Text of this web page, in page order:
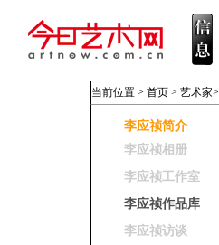
当前位置 > 首页 > 艺术家>
李应祯简介
李应祯相册
李应祯工作室
李应祯作品库
李应祯访谈